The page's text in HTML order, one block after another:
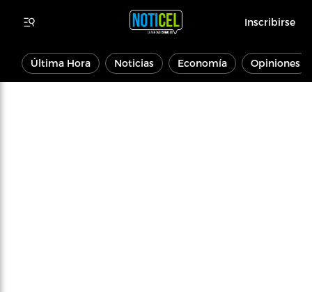
Inscribirse
Última Hora Noticias Economía Opiniones